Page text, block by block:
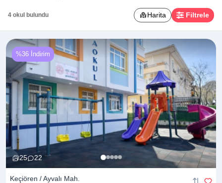
4 okul bulundu Harita Filtrele
25 22
%36 İndirim
Keçiören / Ayvalı Mah.